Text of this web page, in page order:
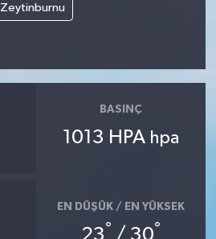
Zeytinburnu
BASINÇ
1013 HPA hpa
EN DÜŞÜK / EN YÜKSEK
23° / 30°